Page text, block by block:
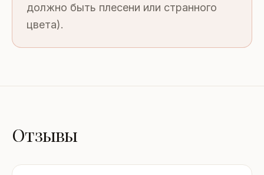
должно быть плесени или странного
цвета).
Отзывы